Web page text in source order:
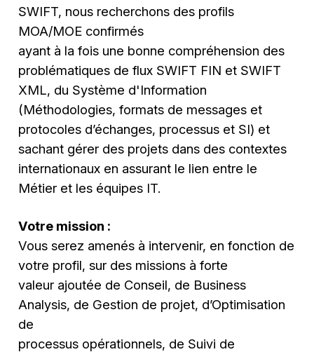
SWIFT, nous recherchons des profils
MOA/MOE confirmés
ayant à la fois une bonne compréhension des
problématiques de flux SWIFT FIN et SWIFT
XML, du Système d'Information
(Méthodologies, formats de messages et
protocoles d’échanges, processus et SI) et
sachant gérer des projets dans des contextes
internationaux en assurant le lien entre le
Métier et les équipes IT.
Votre mission :
Vous serez amenés à intervenir, en fonction de
votre profil, sur des missions à forte
valeur ajoutée de Conseil, de Business
Analysis, de Gestion de projet, d’Optimisation
de
processus opérationnels, de Suivi de